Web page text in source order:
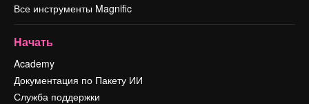
Все инструменты Magnific
Начать
Academy
Документация по Пакету ИИ
Служба поддержки